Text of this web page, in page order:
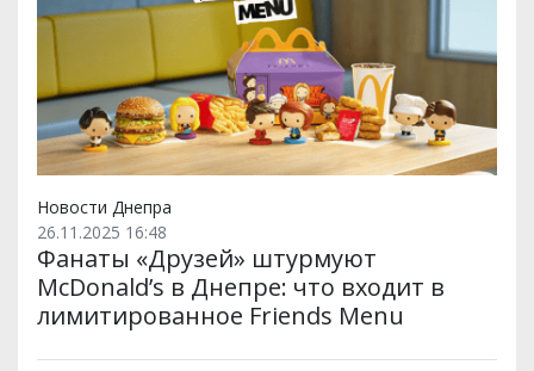
Новости Днепра
26.11.2025 16:48
Фанаты «Друзей» штурмуют
McDonald’s в Днепре: что входит в
лимитированное Friends Menu